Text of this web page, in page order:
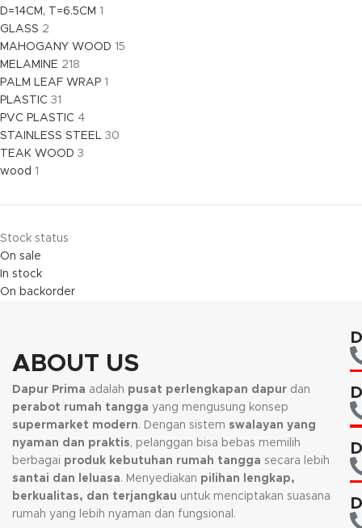
D=14CM, T=6.5CM 1
GLASS 2
MAHOGANY WOOD 15
MELAMINE 218
PALM LEAF WRAP 1
PLASTIC 31
PVC PLASTIC 4
STAINLESS STEEL 30
TEAK WOOD 3
wood 1
Stock status
On sale
In stock
On backorder
ABOUT US
Dapur Prima adalah pusat perlengkapan dapur dan
perabot rumah tangga yang mengusung konsep
supermarket modern. Dengan sistem swalayan yang
nyaman dan praktis, pelanggan bisa bebas memilih
berbagai produk kebutuhan rumah tangga secara lebih
santai dan leluasa. Menyediakan pilihan lengkap,
berkualitas, dan terjangkau untuk menciptakan suasana
rumah yang lebih nyaman dan fungsional.